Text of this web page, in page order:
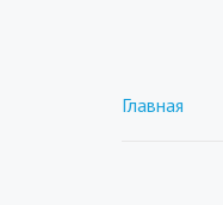
Главная